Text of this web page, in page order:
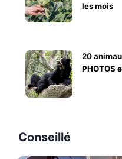
les mois
20
PHOTOS
Conseillé